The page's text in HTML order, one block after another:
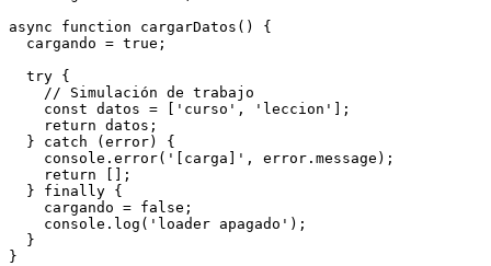
async
function cargarDatos ( )
{
  cargando
= true ;
try {
// Simulación de trabajo
const datos = [ 'curso' , 'leccion' ] ;
return datos ;
}
catch (error)
{
    console
. error( '[carga]' , error . message ) ;
return
[ ] ;
}
finally {
    cargando
= false ;
    console
. log ( 'loader apagado' ) ;
}
}